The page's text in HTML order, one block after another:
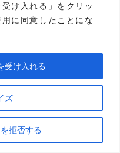
け入れる」をクリッ
に同意したことにな
ズ
拒否する
受け入れる
った
込みフォームに
い」旨の記載が
のなかには
いるところもあ
する方は注意が